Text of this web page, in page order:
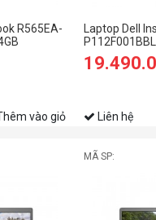
R565EA-
FHD/Win
vào giỏ
Laptop Dell
| 4GB | 512GB
inch FHD |
Liên hệ
MÃ SP: